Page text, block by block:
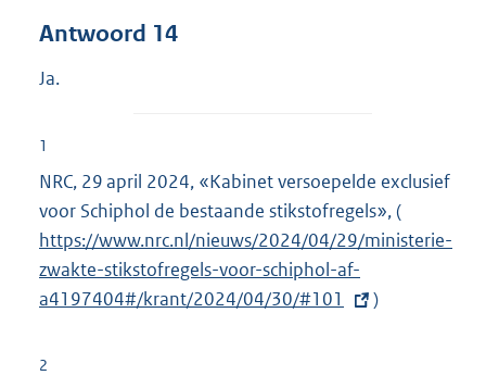
Antwoord 14
Ja.
1
NRC, 29 april 2024, «Kabinet versoepelde exclusief
voor Schiphol de bestaande stikstofregels», (
x
https://www.nrc.nl/nieuws/2024/04/29/ministerie-
zwakte-stikstofregels-voor-schiphol-af-
a4197404#/krant/2024/04/30/#101
)
2